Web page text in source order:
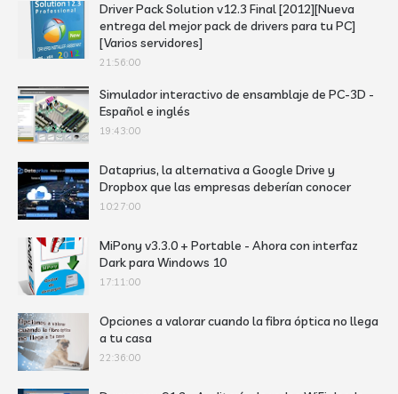
Driver Pack Solution v12.3 Final [2012][Nueva
entrega del mejor pack de drivers para tu PC]
[Varios servidores]
21:56:00
Simulador interactivo de ensamblaje de PC-3D -
Español e inglés
19:43:00
Dataprius, la alternativa a Google Drive y
Dropbox que las empresas deberían conocer
10:27:00
MiPony v3.3.0 + Portable - Ahora con interfaz
Dark para Windows 10
17:11:00
Opciones a valorar cuando la fibra óptica no llega
a tu casa
22:36:00